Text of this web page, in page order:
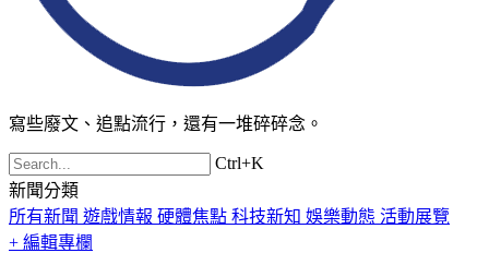
寫些廢文、追點流行，還有一堆碎碎念。
Ctrl+K
新聞分類
所有新聞 遊戲情報 硬體焦點 科技新知 娛樂動態 活動展覽
+ 編輯專欄